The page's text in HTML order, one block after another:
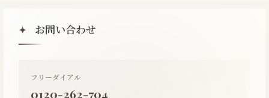
✦ お問い合わせ
フリーダイアル
0120-262-704